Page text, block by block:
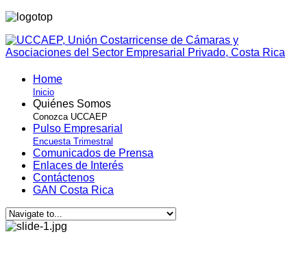
Home
Inicio
Quiénes Somos
Conozca UCCAEP
Pulso Empresarial
Encuesta Trimestral
Comunicados de Prensa
Enlaces de Interés
Contáctenos
GAN Costa Rica